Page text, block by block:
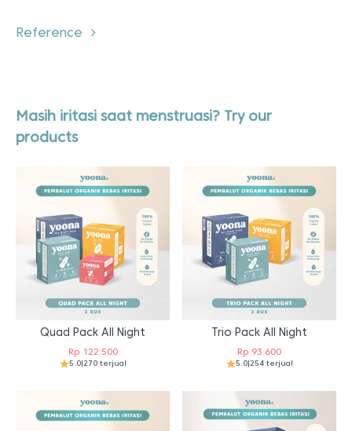
Reference
Masih iritasi saat menstruasi? Try our
products
Quad Pack All Night
Rp122.500
5.0|270 terjual
Trio Pack All Night
Rp 93.600
5.0|254 terjual